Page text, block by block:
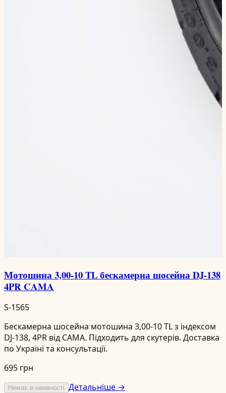
Мотошина 3,00-10 TL бескамерна шосейна DJ-138
4PR CAMA
S-1565
Бескамерна шосейна мотошина 3,00-10 TL з індексом
DJ-138, 4PR від CAMA. Підходить для скутерів. Доставка
по Україні та консультації.
695 грн
Немає в наявності Детальніше →